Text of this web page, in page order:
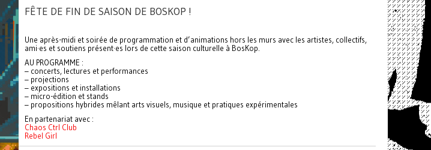
FÊTE DE FIN DE SAISON DE BOSKOP !
Une après-midi et soirée de programmation et d’animations hors les murs avec les artistes, collectifs,
ami·es et soutiens présent·es lors de cette saison culturelle à BosKop.
AU PROGRAMME :
– concerts, lectures et performances
– projections
– expositions et installations
– micro-édition et stands
– propositions hybrides mêlant arts visuels, musique et pratiques expérimentales
En partenariat avec :
Chaos Ctrl Club
Rebel Girl